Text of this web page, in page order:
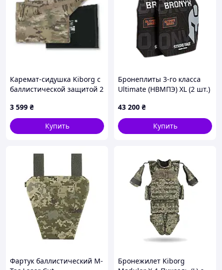
Каремат-сидушка Kiborg с
баллистической защитой 2
3 599 ₴
Купить
Бронеплиты 3-го класса
Ultimate (НВМПЭ) XL (2 шт.)
43 200 ₴
Купить
Фартук баллистический M-
Бронежилет Kiborg